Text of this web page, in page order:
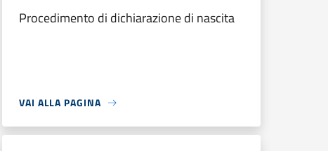
Procedimento di dichiarazione di nascita
VAI ALLA PAGINA